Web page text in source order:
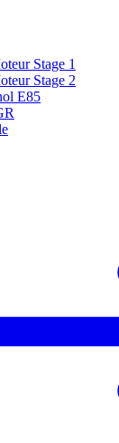
Stage 1
Stage 2
E85